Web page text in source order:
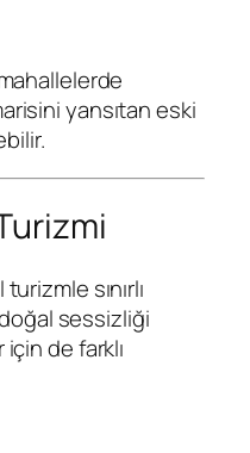
yansıtan eski
sınırlı
sessizliği
de farklı